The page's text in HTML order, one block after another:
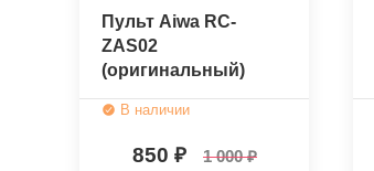
Пульт Aiwa RC-
ZAS02
(оригинальный)
В наличии
850 1 000